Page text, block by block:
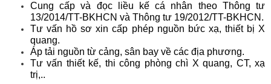
Cung cấp và đọc liều kế cá nhân theo Thông tư
13/2014/TT-BKHCN và Thông tư 19/2012/TT-BKHCN.
Tư vấn hồ sơ xin cấp phép nguồn bức xạ, thiết bị X
quang.
Áp tải nguồn từ cảng, sân bay về các địa phương.
Tư vấn thiết kế, thi công phòng chì X quang, CT, xạ
trị,..